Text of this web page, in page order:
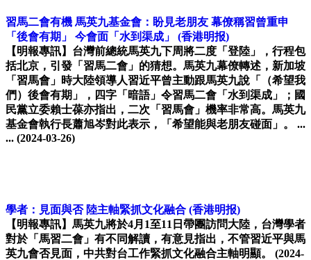
習馬二會有機 馬英九基金會：盼見老朋友 幕僚稱習曾重申
「後會有期」 今會面「水到渠成」
(香港明报)
【明報專訊】台灣前總統馬英九下周將二度「登陸」，行程包
括北京，引發「習馬二會」的猜想。馬英九幕僚轉述，新加坡
「習馬會」時大陸領導人習近平曾主動跟馬英九說「（希望我
們）後會有期」，四字「暗語」令習馬二會「水到渠成」；國
民黨立委賴士葆亦指出，二次「習馬會」機率非常高。馬英九
基金會執行長蕭旭岑對此表示，「希望能與老朋友碰面」。 ...
... (2024-03-26)
學者：見面與否 陸主軸緊抓文化融合 (香港明报)
【明報專訊】馬英九將於4月1至11日帶團訪問大陸，台灣學者
對於「馬習二會」有不同解讀，有意見指出，不管習近平與馬
英九會否見面，中共對台工作緊抓文化融合主軸明顯。
(2024-